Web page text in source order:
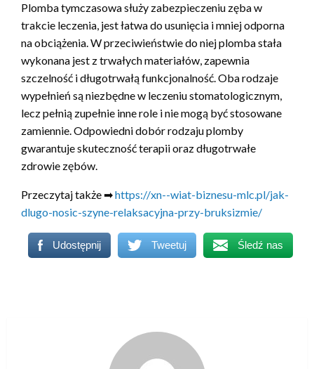
Plomba tymczasowa służy zabezpieczeniu zęba w
trakcie leczenia, jest łatwa do usunięcia i mniej odporna
na obciążenia. W przeciwieństwie do niej plomba stała
wykonana jest z trwałych materiałów, zapewnia
szczelność i długotrwałą funkcjonalność. Oba rodzaje
wypełnień są niezbędne w leczeniu stomatologicznym,
lecz pełnią zupełnie inne role i nie mogą być stosowane
zamiennie. Odpowiedni dobór rodzaju plomby
gwarantuje skuteczność terapii oraz długotrwałe
zdrowie zębów.
Przeczytaj także ➡https://xn--wiat-biznesu-mlc.pl/jak-
dlugo-nosic-szyne-relaksacyjna-przy-bruksizmie/
Udostępnij Tweetuj Śledź nas